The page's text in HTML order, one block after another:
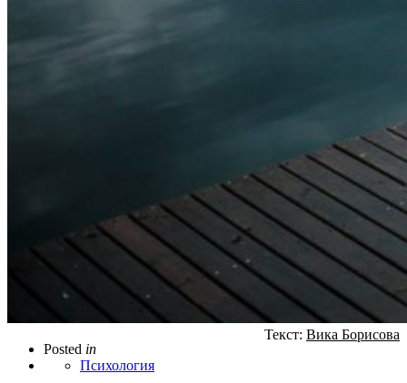
Posted in
Психология
Текст: Вика Борисова